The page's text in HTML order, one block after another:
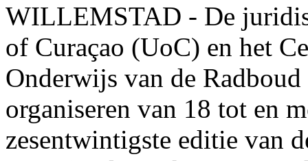
WILLEMSTAD - De
of Curaçao (UoC) en het
Onderwijs van de
organiseren van 18 tot en
zesentwintigste editie van